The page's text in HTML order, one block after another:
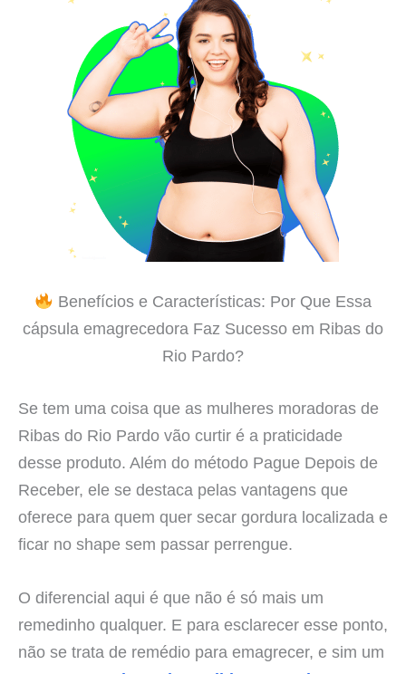
Benefícios e Características: Por Que Essa
cápsula emagrecedora Faz Sucesso em Ribas do
Rio Pardo?
Se tem uma coisa que as mulheres moradoras de
Ribas do Rio Pardo vão curtir é a praticidade
desse produto. Além do método Pague Depois de
Receber, ele se destaca pelas vantagens que
oferece para quem quer secar gordura localizada e
ficar no shape sem passar perrengue.
O diferencial aqui é que não é só mais um
remedinho qualquer. E para esclarecer esse ponto,
não se trata de remédio para emagrecer, e sim um